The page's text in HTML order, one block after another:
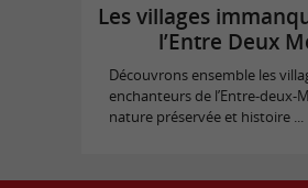
Les villages
l’Entre Deux
Découvrons ensemble les
enchanteurs de l’Entre-deux-
nature préservée et histoire ...